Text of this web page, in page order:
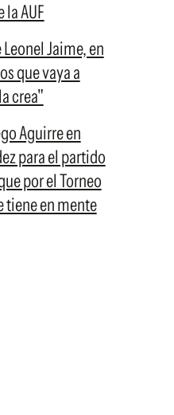
AUF
Jaime, en
que vaya a
crea"
Aguirre en
para el partido
por el Torneo
tiene en mente